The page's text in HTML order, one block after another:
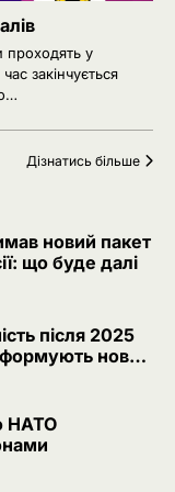
проходять у
закінчується
Дізнатись більше
коли
оселі
Німеччини,
новий пакет
що буде далі
після 2025
новий
НАТО